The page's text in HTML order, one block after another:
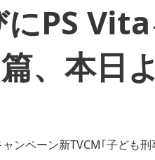
PS
、本日